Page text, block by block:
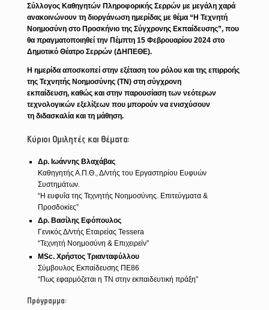
Σύλλογος Καθηγητών Πληροφορικής Σερρών με μεγάλη χαρά
ανακοινώνουν τη διοργάνωση ημερίδας με θέμα “Η Τεχνητή
Νοημοσύνη στο Προσκήνιο της Σύγχρονης Εκπαίδευσης”, που
θα πραγματοποιηθεί την Πέμπτη 15 Φεβρουαρίου 2024 στο
Δημοτικό Θέατρο Σερρών (ΔΗΠΕΘΕ).
Η ημερίδα αποσκοπεί στην εξέταση του ρόλου και της επιρροής
της Τεχνητής Νοημοσύνης (ΤΝ) στη σύγχρονη
εκπαίδευση, καθώς και στην παρουσίαση των νεότερων
τεχνολογικών εξελίξεων που μπορούν να ενισχύσουν
τη διδασκαλία και τη μάθηση.
Κύριοι Ομιλητές και Θέματα:
Δρ. Ιωάννης Βλαχάβας
Καθηγητής Α.Π.Θ., Δ/ντής του Εργαστηρίου Ευφυών
Συστημάτων.
“Η ευφυΐα της Τεχνητής Νοημοσύνης. Επιτεύγματα &
Προσδοκίες”
Δρ. Βασίλης Εφόπουλος
Γενικός Δ/ντής Εταιρείας Tessera
“Τεχνητή Νοημοσύνη & Επιχειρείν”
MSc. Χρήστος Τριανταφύλλου
Σύμβουλος Εκπαίδευσης ΠΕ86
“Πως εφαρμόζεται η ΤΝ στην εκπαιδευτική πράξη”
Πρόγραμμα: